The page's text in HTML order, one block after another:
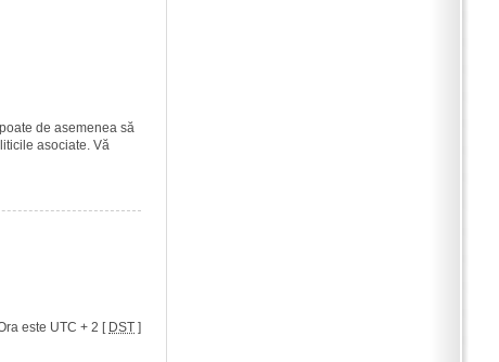
de asemenea să
asociate. Vă
este UTC + 2 [ DST ]